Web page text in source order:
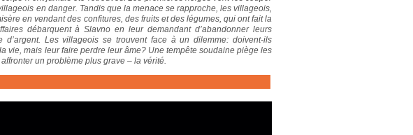
en danger. Tandis que la menace se rapproche, les villageois,
en vendant des confitures, des fruits et des légumes, qui ont fait la
débarquent à Slavno en leur demandant d’abandonner leurs
d’argent. Les villageois se trouvent face à un dilemme: doivent-ils
vie, mais leur faire perdre leur âme? Une tempête soudaine piège les
un problème plus grave – la vérité.